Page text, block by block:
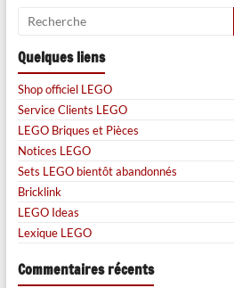
Quelques liens
Shop officiel LEGO
Service Clients LEGO
LEGO Briques et Pièces
Notices LEGO
Sets LEGO bientôt abandonnés
Bricklink
LEGO Ideas
Lexique LEGO
Commentaires récents